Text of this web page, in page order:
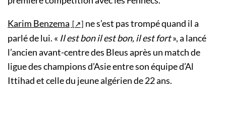
Karim Benzema
ne s’est pas trompé quand il a
parlé de lui. « Il est bon il est bon, il est fort», a lancé
l’ancien avant-centre des Bleus après un match de
ligue des champions d’Asie entre son équipe d’Al
Ittihad et celle du jeune algérien de 22 ans.